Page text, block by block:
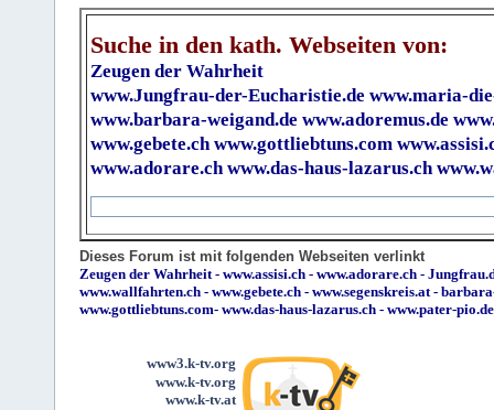
Suche in den kath. Webseiten von:
Zeugen der Wahrheit
www.Jungfrau-der-Eucharistie.de www.maria-
www.barbara-weigand.de www.adoremus.de
www.gebete.ch www.gottliebtuns.com
www.adorare.ch www.das-haus-lazarus.ch
Dieses Forum ist mit folgenden Webseiten verlinkt
Zeugen der Wahrheit- www.assisi.ch - www.adorare.ch -
www.wallfahrten.ch - www.gebete.ch - www.segenskreis.at-
www.gottliebtuns.com- www.das-haus-lazarus.ch - www.pater-pio.de
www3.k-tv.org
www.k-tv.org
www.k-tv.at